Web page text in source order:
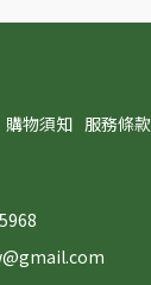
購物須知 服務條款